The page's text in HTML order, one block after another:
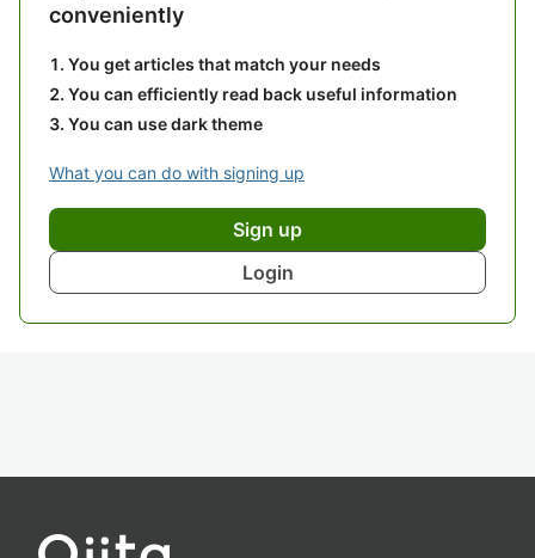
conveniently
You get articles that match your needs
You can efficiently read back useful information
You can use dark theme
What you can do with signing up
Sign up
Login